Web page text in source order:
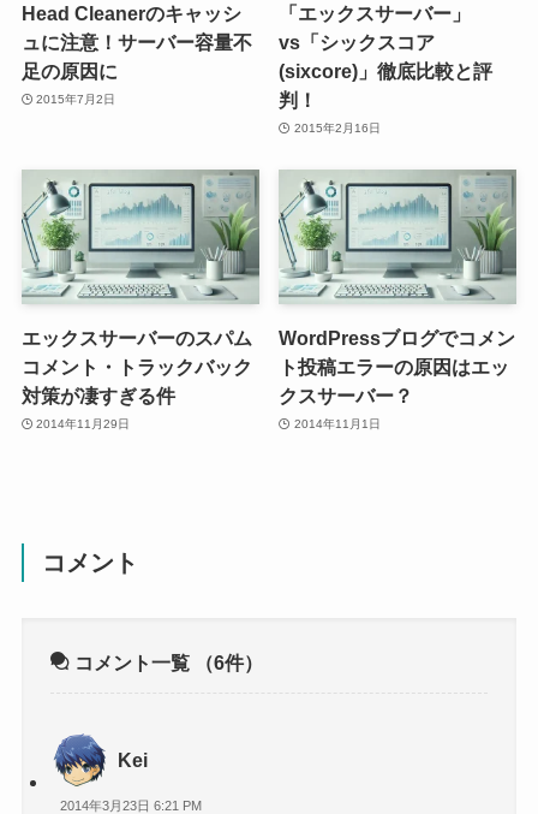
Head Cleanerのキャッシ
ュに注意！サーバー容量不
足の原因に
2015年7月2日
「エックスサーバー」
vs「シックスコア
(sixcore)」徹底比較と評
判！
2015年2月16日
エックスサーバーのスパム
コメント・トラックバック
対策が凄すぎる件
2014年11月29日
WordPressブログでコメン
ト投稿エラーの原因はエッ
クスサーバー？
2014年11月1日
コメント
コメント一覧 （6件）
Kei
2014年3月23日 6:21 PM